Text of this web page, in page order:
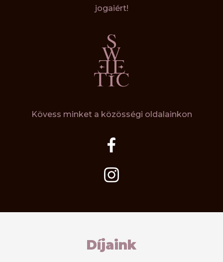
jogaiért!
Kövess minket a közösségi oldalainkon
Díjaink